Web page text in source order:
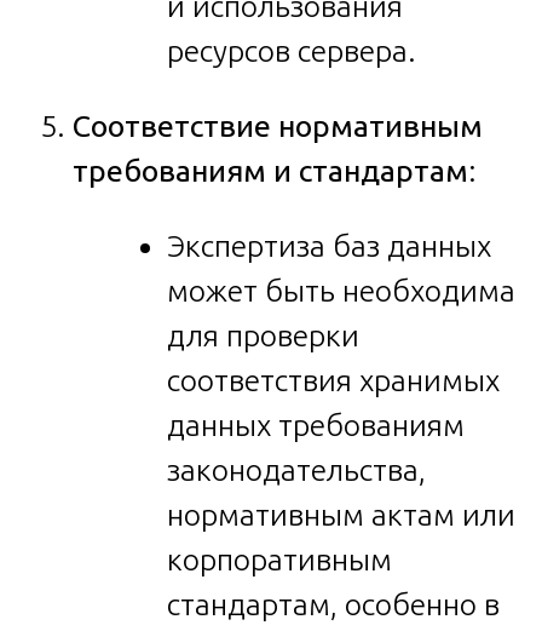
ресурсов сервера.
Соответствие нормативным
требованиям и стандартам:
Экспертиза баз данных
может быть необходима
для проверки
соответствия хранимых
данных требованиям
законодательства,
нормативным актам или
корпоративным
стандартам, особенно в